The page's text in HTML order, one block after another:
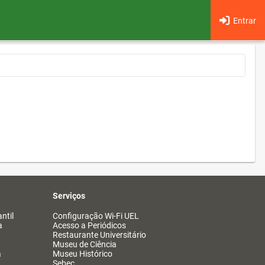
Entrar
Serviços
Configuração Wi-Fi UEL
Acesso a Periódicos
Restaurante Universitário
Museu de Ciência
Museu Histórico